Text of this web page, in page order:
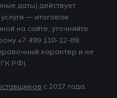
даты) действует
— итоговая
на сайте; уточняйте
+7 499 110-12-89.
характер и не
ГК РФ).
c 2017 года.